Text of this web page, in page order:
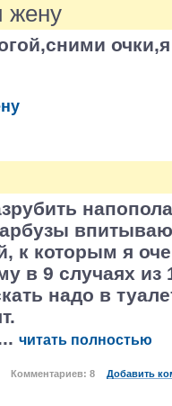
жену
к которым я
в 9 случаях из
надо в
читать полностью
Комментариев: 8 Добавить